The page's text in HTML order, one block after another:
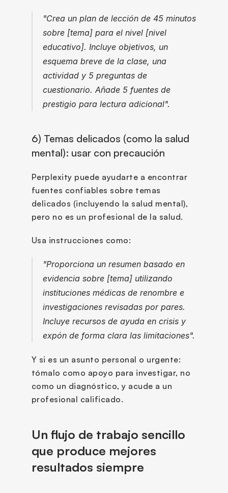
"Crea un plan de lección de 45 minutos
sobre [tema] para el nivel [nivel
educativo]. Incluye objetivos, un
esquema breve de la clase, una
actividad y 5 preguntas de
cuestionario. Añade 5 fuentes de
prestigio para lectura adicional".
6) Temas delicados (como la salud
mental): usar con precaución
Perplexity puede ayudarte a encontrar
fuentes confiables sobre temas
delicados (incluyendo la salud mental),
pero no es un profesional de la salud.
Usa instrucciones como:
"Proporciona un resumen basado en
evidencia sobre [tema] utilizando
instituciones médicas de renombre e
investigaciones revisadas por pares.
Incluye recursos de ayuda en crisis y
expón de forma clara las limitaciones".
Y si es un asunto personal o urgente:
tómalo como apoyo para investigar, no
como un diagnóstico, y acude a un
profesional calificado.
Un flujo de trabajo sencillo
que produce mejores
resultados siempre